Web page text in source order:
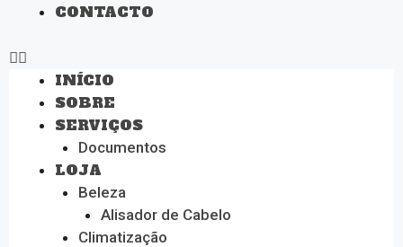
CONTACTO
INÍCIO
SOBRE
SERVIÇOS
Documentos
LOJA
Beleza
Alisador de Cabelo
Climatização